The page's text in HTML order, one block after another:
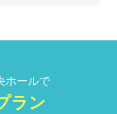
ホールで
ラン